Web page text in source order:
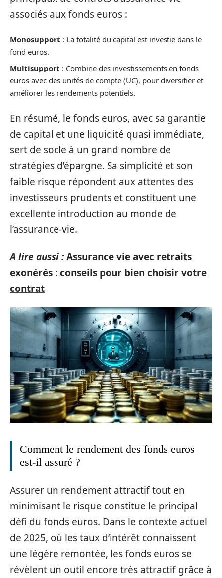
associés aux fonds euros :
Monosupport : La totalité du capital est investie dans le
fond euros.
Multisupport : Combine des investissements en fonds
euros avec des unités de compte (UC), pour diversifier et
améliorer les rendements potentiels.
En résumé, le fonds euros, avec sa garantie
de capital et une liquidité quasi immédiate,
sert de socle à un grand nombre de
stratégies d’épargne. Sa simplicité et son
faible risque répondent aux attentes des
investisseurs prudents et constituent une
excellente introduction au monde de
l’assurance-vie.
A lire aussi :Assurance vie avec retraits
exonérés : conseils pour bien choisir votre
contrat
Comment le rendement des fonds euros
est-il assuré ?
Assurer un rendement attractif tout en
minimisant le risque constitue le principal
défi du fonds euros. Dans le contexte actuel
de 2025, où les taux d’intérêt connaissent
une légère remontée, les fonds euros se
révèlent un outil encore très attractif grâce à